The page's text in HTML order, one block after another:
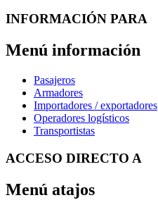
INFORMACIÓN PARA
Menú información
Pasajeros
Armadores
Importadores / exportadores
Operadores logísticos
Transportistas
ACCESO DIRECTO A
Menú atajos